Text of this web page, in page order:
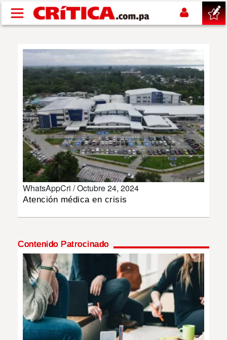
Pasar al contenido principal
SUCESOS
NACIONAL
POLÍTICA
SHOW
DEPORTES
MUNDO
INSÓLITAS
MULTIMEDIA
IMPRESO
WhatsAppCri /Octubre 24, 2024
Atención médica en crisis
Contenido Patrocinado